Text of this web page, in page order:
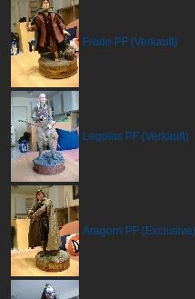
Frodo PF (Verkauft)
Legolas PF (Verkauft)
Aragorn PF